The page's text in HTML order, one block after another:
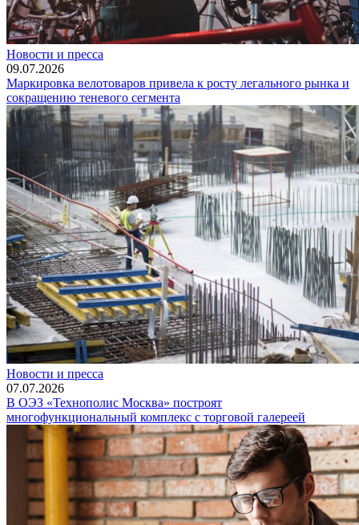
Новости и пресса
09.07.2026
Маркировка велотоваров привела к росту легального рынка и
сокращению теневого сегмента
Новости и пресса
07.07.2026
В ОЭЗ «Технополис Москва» построят
многофункциональный комплекс с торговой галереей